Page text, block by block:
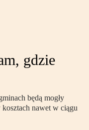
gdzie
będą mogły
nawet w ciągu